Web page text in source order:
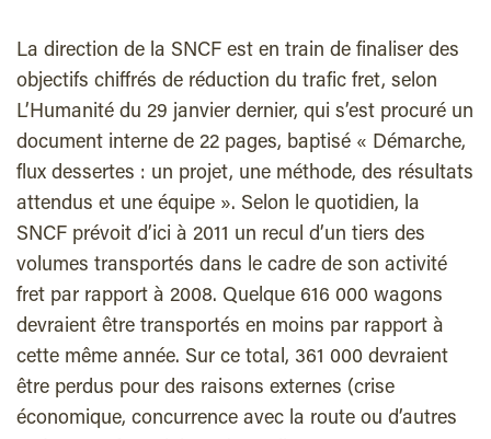
La direction de la SNCF est en train de finaliser des
objectifs chiffrés de réduction du trafic fret, selon
L’Humanité du 29 janvier dernier, qui s’est procuré un
document interne de 22 pages, baptisé « Démarche,
flux dessertes : un projet, une méthode, des résultats
attendus et une équipe ». Selon le quotidien, la
SNCF prévoit d’ici à 2011 un recul d’un tiers des
volumes transportés dans le cadre de son activité
fret par rapport à 2008. Quelque 616 000 wagons
devraient être transportés en moins par rapport à
cette même année. Sur ce total, 361 000 devraient
être perdus pour des raisons externes (crise
économique, concurrence avec la route ou d’autres